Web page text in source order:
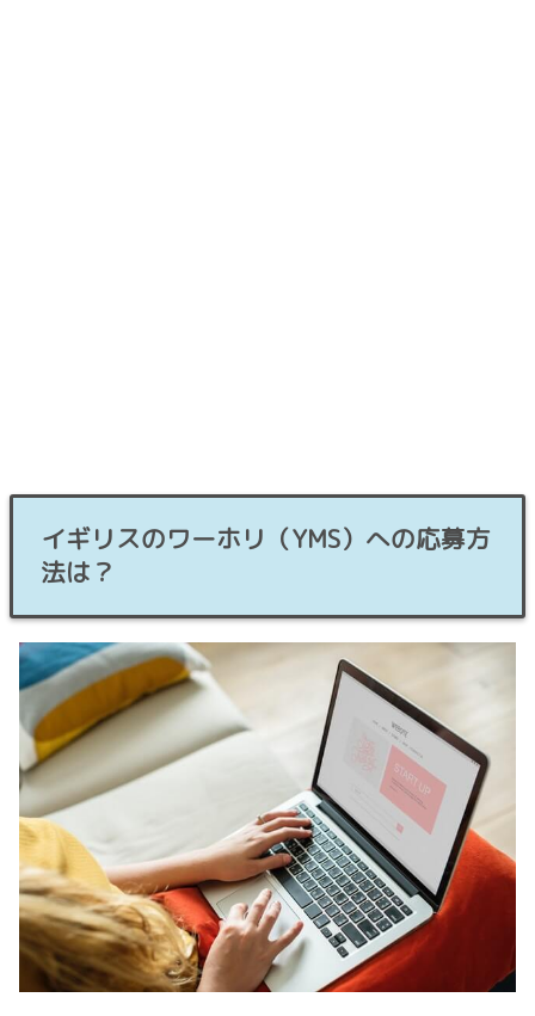
イギリスのワーホリ（YMS）への応募方
法は？